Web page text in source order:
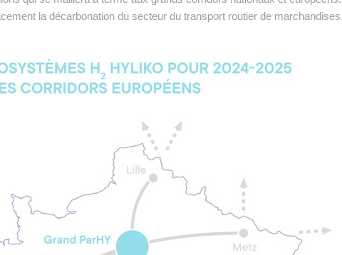
la décarbonation du secteur du transport routier de marchandises.